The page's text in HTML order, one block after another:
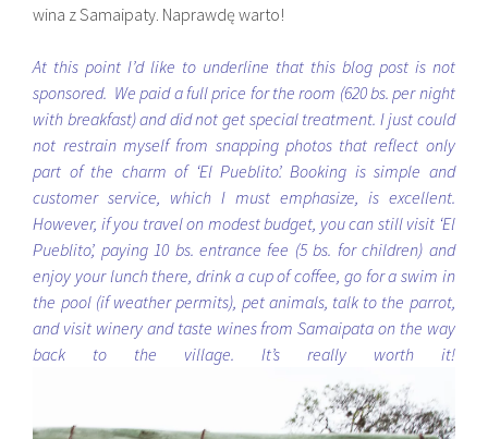
wina zSamaipaty. Naprawdę warto!
At this point I’d like to underline that this blog post is not
sponsored. We paid a full price for the room (620 bs. per night
with breakfast) and did not get special treatment. I just could
not restrain myself from snapping photos that reflect only
part of the charm of ‘El Pueblito’. Booking is simple and
customer service, which I must emphasize, is excellent.
However, if you travel on modest budget, you can still visit ‘El
Pueblito’, paying 10 bs. entrance fee (5 bs. for children) and
enjoy your lunch there, drink a cup of coffee, go for a swim in
the pool (if weather permits), pet animals, talk to the parrot,
and visit winery and taste wines from Samaipata on the way
back to the village. It’s really worth it!